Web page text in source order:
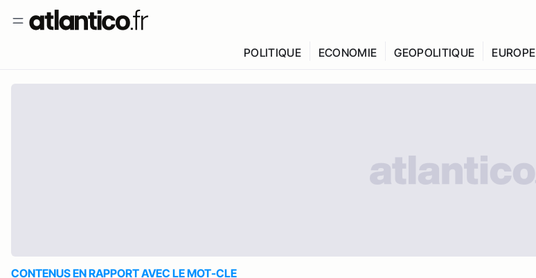
POLITIQUE ECONOMIE GEOPOLITIQUE EUROPE
CONTENUS EN RAPPORT AVEC LE MOT-CLE